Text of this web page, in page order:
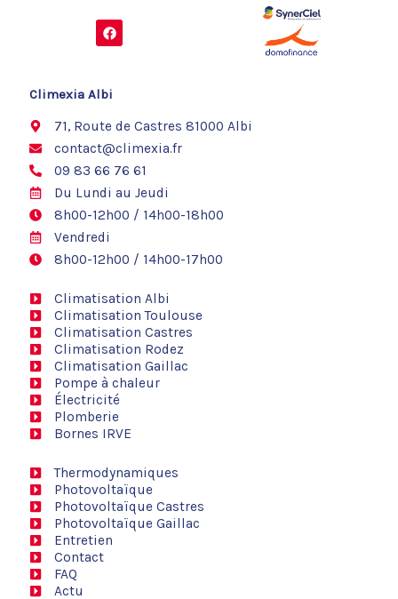
F
a
c
o
Climexia Albi
71, Route de Castres 81000 Albi
contact@climexia.fr
09 83 66 76 61
Du Lundi au Jeudi
8h00-12h00 / 14h00-18h00
Vendredi
8h00-12h00 / 14h00-17h00
Climatisation Albi
Climatisation Toulouse
Climatisation Castres
Climatisation Rodez
Climatisation Gaillac
Pompe à chaleur
Électricité
Plomberie
Bornes IRVE
Thermodynamiques
Photovoltaïque
Photovoltaïque Castres
Photovoltaïque Gaillac
Entretien
Contact
FAQ
Actu